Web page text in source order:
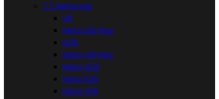
  Motorola
V8
Moto G8 Play
G30
Moto G9 Play
Moto G22
Moto E20
Moto G10